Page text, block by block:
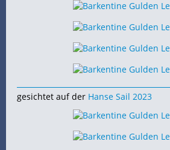
gesichtet auf der Hanse Sail 2023